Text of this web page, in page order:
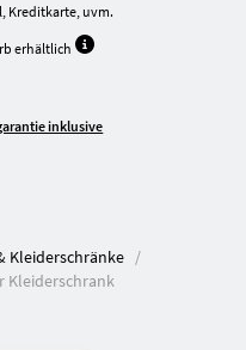
Kreditkarte, uvm.
erhältlich
inklusive
Kleiderschränke
Kleiderschrank